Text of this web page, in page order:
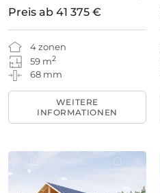
4 zonen
59 m2
68 mm
Preis ab 41 375 €
WEITERE
INFORMATIONEN